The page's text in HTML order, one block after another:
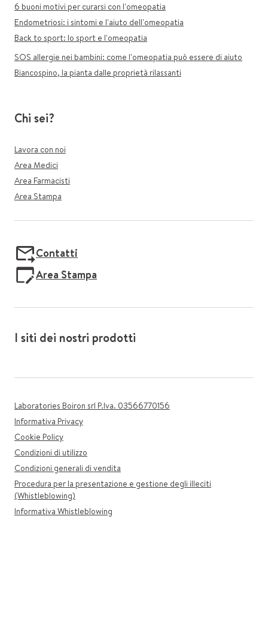
6 buoni motivi per curarsi con l'omeopatia
Endometriosi: i sintomi e l'aiuto dell'omeopatia
Back to sport: lo sport e l'omeopatia
SOS allergie nei bambini: come l'omeopatia può essere di aiuto
Biancospino, la pianta dalle proprietà rilassanti
Chi sei?
Lavora con noi
Area Medici
Area Farmacisti
Area Stampa
Contatti
Area Stampa
I siti dei nostri prodotti
Laboratories Boiron srl P.Iva. 03566770156
Informativa Privacy
Cookie Policy
Condizioni di utilizzo
Condizioni generali di vendita
Procedura per la presentazione e gestione degli illeciti
(Whistleblowing)
Informativa Whistleblowing